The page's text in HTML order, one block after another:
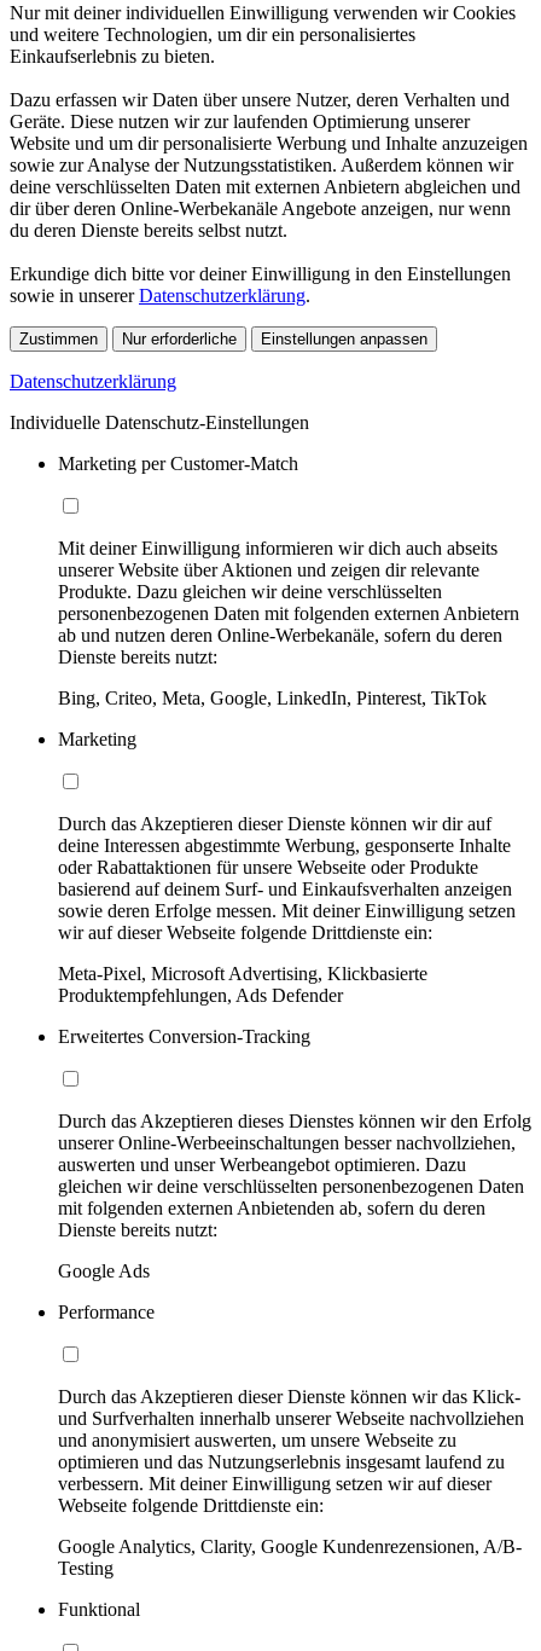
Nur mit deiner individuellen Einwilligung verwenden wir Cookies
und weitere Technologien, um dir ein personalisiertes
Einkaufserlebnis zu bieten.
Dazu erfassen wir Daten über unsere Nutzer, deren Verhalten und
Geräte. Diese nutzen wir zur laufenden Optimierung unserer
Website und um dir personalisierte Werbung und Inhalte anzuzeigen
sowie zur Analyse der Nutzungsstatistiken. Außerdem können wir
deine verschlüsselten Daten mit externen Anbietern abgleichen und
dir über deren Online-Werbekanäle Angebote anzeigen, nur wenn
du deren Dienste bereits selbst nutzt.
Erkundige dich bitte vor deiner Einwilligung in den Einstellungen
sowie in unsererDatenschutzerklärung.
Zustimmen Nur erforderliche Einstellungen anpassen
Datenschutzerklärung
Individuelle Datenschutz-Einstellungen
Marketing per Customer-Match
Mit deiner Einwilligung informieren wir dich auch abseits
unserer Website über Aktionen und zeigen dir relevante
Produkte. Dazu gleichen wir deine verschlüsselten
personenbezogenen Daten mit folgenden externen Anbietern
ab und nutzen deren Online-Werbekanäle, sofern du deren
Dienste bereits nutzt:
Bing, Criteo, Meta, Google, LinkedIn, Pinterest, TikTok
Marketing
Durch das Akzeptieren dieser Dienste können wir dir auf
deine Interessen abgestimmte Werbung, gesponserte Inhalte
oder Rabattaktionen für unsere Webseite oder Produkte
basierend auf deinem Surf- und Einkaufsverhalten anzeigen
sowie deren Erfolge messen. Mit deiner Einwilligung setzen
wir auf dieser Webseite folgende Drittdienste ein:
Meta-Pixel, Microsoft Advertising, Klickbasierte
Produktempfehlungen, Ads Defender
Erweitertes Conversion-Tracking
Durch das Akzeptieren dieses Dienstes können wir den Erfolg
unserer Online-Werbeeinschaltungen besser nachvollziehen,
auswerten und unser Werbeangebot optimieren. Dazu
gleichen wir deine verschlüsselten personenbezogenen Daten
mit folgenden externen Anbietenden ab, sofern du deren
Dienste bereits nutzt:
Google Ads
Performance
Durch das Akzeptieren dieser Dienste können wir das Klick-
und Surfverhalten innerhalb unserer Webseite nachvollziehen
und anonymisiert auswerten, um unsere Webseite zu
optimieren und das Nutzungserlebnis insgesamt laufend zu
verbessern. Mit deiner Einwilligung setzen wir auf dieser
Webseite folgende Drittdienste ein:
Google Analytics, Clarity, Google Kundenrezensionen, A/B-
Testing
Funktional